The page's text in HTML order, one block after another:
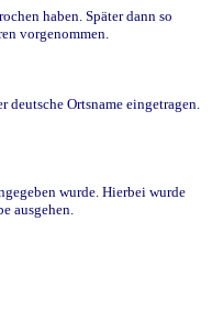
haben. Später dann so
vorgenommen.
Ortsname eingetragen.
wurde. Hierbei wurde
ausgehen.